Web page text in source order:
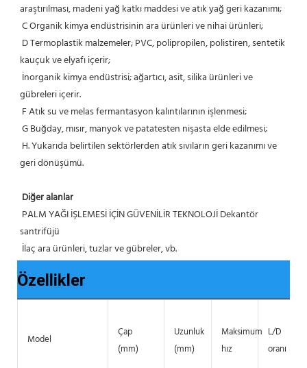
araştırılması, madeni yağ katkı maddesi ve atık yağ geri kazanımı;
C Organik kimya endüstrisinin ara ürünleri ve nihai ürünleri;
kauçuk ve elyafı içerir;
gübreleri içerir.
F Atık su ve melas fermantasyon kalıntılarının işlenmesi;
G Buğday, mısır, manyok ve patatesten nişasta elde edilmesi;
geri dönüşümü.
Diğer alanlar
PALM YAĞI İŞLEMESİ İÇİN GÜVENİLİR TEKNOLOJİ Dekantör
santrifüjü
İlaç ara ürünleri, tuzlar ve gübreler, vb.
Özellikler
Model
Çap
(mm)
Uzunluk
(mm)
Maksimum
hız
L/D
oranı